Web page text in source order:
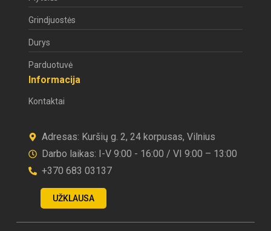
Grindjuostės
Durys
Parduotuvė
Informacija
Kontaktai
Adresas: Kuršių g. 2, 24 korpusas, Vilnius
Darbo laikas: I-V 9:00 - 16:00 / VI 9:00 – 13:00
+370 683 03137
UŽKLAUSA